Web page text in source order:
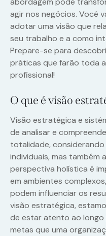
agir nos negócios. Você
adotar uma visão que
seu trabalho e a como
Prepare-se para
práticas que farão toda
profissional!
O que é visão
Visão estratégica e
de analisar e
totalidade,
individuais, mas também
perspectiva holística é
em ambientes
podem influenciar os
visão estratégica,
de estar atento ao longo
metas que uma